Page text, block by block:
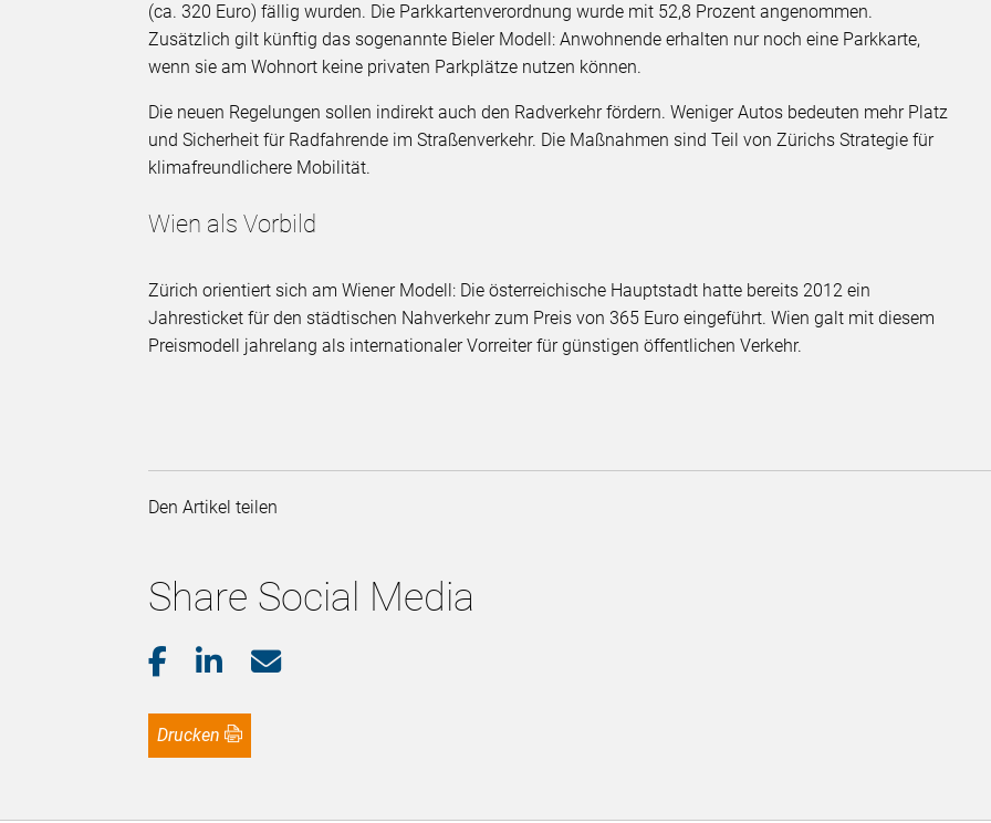
(ca. 320 Euro) fällig wurden. Die Parkkartenverordnung wurde mit 52,8 Prozent angenommen.
Zusätzlich gilt künftig das sogenannte Bieler Modell: Anwohnende erhalten nur noch eine Parkkarte,
wenn sie am Wohnort keine privaten Parkplätze nutzen können.
Die neuen Regelungen sollen indirekt auch den Radverkehr fördern. Weniger Autos bedeuten mehr Platz
und Sicherheit für Radfahrende im Straßenverkehr. Die Maßnahmen sind Teil von Zürichs Strategie für
klimafreundlichere Mobilität.
Wien als Vorbild
Zürich orientiert sich am Wiener Modell: Die österreichische Hauptstadt hatte bereits 2012 ein
Jahresticket für den städtischen Nahverkehr zum Preis von 365 Euro eingeführt. Wien galt mit diesem
Preismodell jahrelang als internationaler Vorreiter für günstigen öffentlichen Verkehr.
Den Artikel teilen
Share Social Media
Drucken